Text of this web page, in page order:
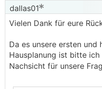
dallas01
Vielen Dank für eure
Da es unsere ersten
Hausplanung ist bitte
Nachsicht für unsere